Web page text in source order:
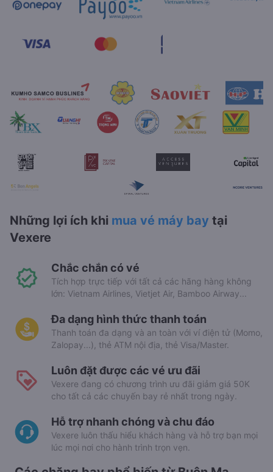
Những lợi ích khi mua vé máy bay tại
Vexere
Chắc chắn có vé
Tích hợp trực tiếp với tất cả các hãng hàng không
lớn: Vietnam Airlines, Vietjet Air, Bamboo Airway...
Đa dạng hình thức thanh toán
Thanh toán đa dạng và an toàn với ví điện tử (Momo,
Zalopay...), thẻ ATM nội địa, thẻ Visa/Master.
Luôn đặt được các vé ưu đãi
Vexere đang có chương trình ưu đãi giảm giá 50K
cho tất cả các chuyến bay rẻ nhất trong ngày.
Hỗ trợ nhanh chóng và chu đáo
Vexere luôn thấu hiểu khách hàng và hỗ trợ bạn mọi
lúc mọi nơi cho hành trình trọn vẹn.